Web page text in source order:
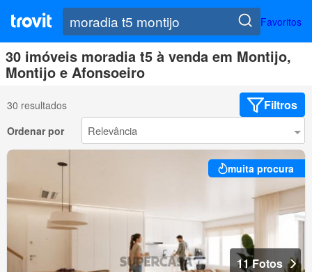
Favoritos
30 imóveis moradia t5 à venda em Montijo,
Montijo e Afonsoeiro
30 resultados Filtros
Ordenar por
muita procura
11 Fotos